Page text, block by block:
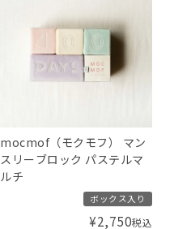
mocmof（モクモフ） マン
スリーブロック パステルマ
ルチ
ボックス入り
¥2,750税込